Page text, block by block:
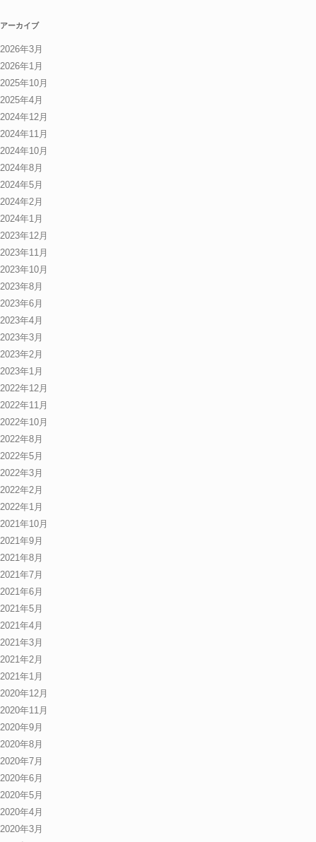
アーカイブ
2026年3月
2026年1月
2025年10月
2025年4月
2024年12月
2024年11月
2024年10月
2024年8月
2024年5月
2024年2月
2024年1月
2023年12月
2023年11月
2023年10月
2023年8月
2023年6月
2023年4月
2023年3月
2023年2月
2023年1月
2022年12月
2022年11月
2022年10月
2022年8月
2022年5月
2022年3月
2022年2月
2022年1月
2021年10月
2021年9月
2021年8月
2021年7月
2021年6月
2021年5月
2021年4月
2021年3月
2021年2月
2021年1月
2020年12月
2020年11月
2020年9月
2020年8月
2020年7月
2020年6月
2020年5月
2020年4月
2020年3月